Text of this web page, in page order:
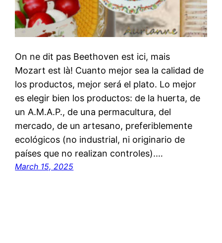
On ne dit pas Beethoven est ici, mais
Mozart est là! Cuanto mejor sea la calidad de
los productos, mejor será el plato. Lo mejor
es elegir bien los productos: de la huerta, de
un A.M.A.P., de una permacultura, del
mercado, de un artesano, preferiblemente
ecológicos (no industrial, ni originario de
países que no realizan controles).…
March 15, 2025